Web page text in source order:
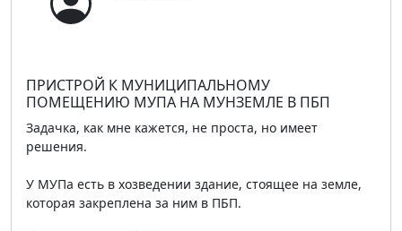
ПРИСТРОЙ К МУНИЦИПАЛЬНОМУ
ПОМЕЩЕНИЮ МУПА НА МУНЗЕМЛЕ В ПБП
Задачка, как мне кажется, не проста, но имеет
решения.
У МУПа есть в хозведении здание, стоящее на земле,
которая закреплена за ним в ПБП.